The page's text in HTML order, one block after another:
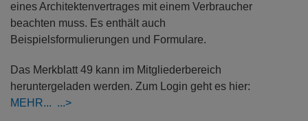
eines Architektenvertrages mit einem Verbraucher
beachten muss. Es enthält auch
Beispielsformulierungen und Formulare.
Das Merkblatt 49 kann im Mitgliederbereich
heruntergeladen werden. Zum Login geht es hier:
MEHR...